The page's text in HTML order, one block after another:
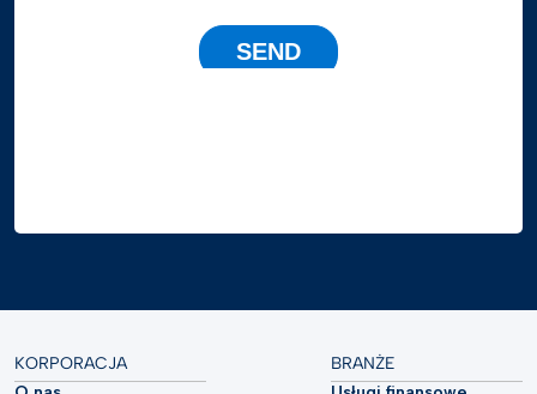
KORPORACJA
BRANŻE